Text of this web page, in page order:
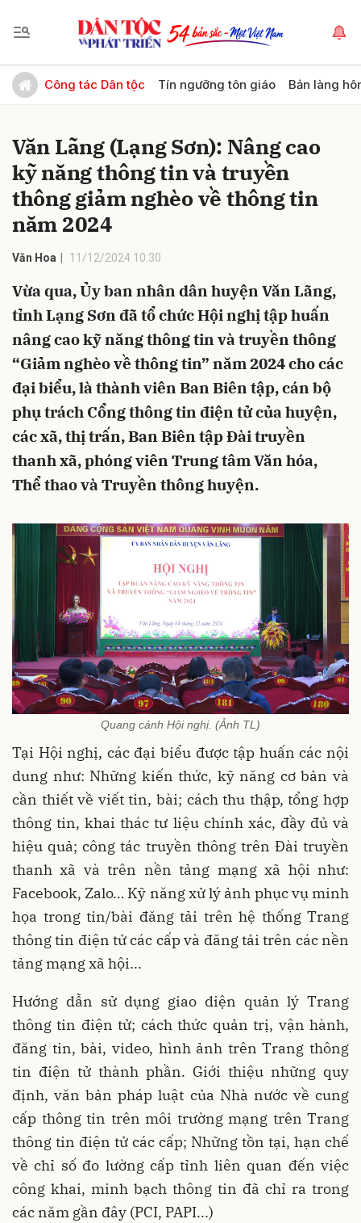
Công tác Dân tộc Tín ngưỡng tôn giáo Bản làng
Văn Lãng (Lạng Sơn): Nâng cao
kỹ năng thông tin và truyền
thông giảm nghèo về thông tin
năm 2024
Văn Hoa 11/12/2024 10:30
Vừa qua, Ủy ban nhân dân huyện Văn Lãng,
tỉnh Lạng Sơn đã tổ chức Hội nghị tập huấn
nâng cao kỹ năng thông tin và truyền thông
“Giảm nghèo về thông tin” năm 2024 cho các
đại biểu, là thành viên Ban Biên tập, cán bộ
phụ trách Cổng thông tin điện tử của huyện,
các xã, thị trấn, Ban Biên tập Đài truyền
thanh xã, phóng viên Trung tâm Văn hóa,
Thể thao và Truyền thông huyện.
Quang cảnh Hội nghị. (Ảnh TL)
Tại Hội nghị, các đại biểu được tập huấn các nội
dung như: Những kiến thức, kỹ năng cơ bản và
cần thiết về viết tin, bài; cách thu thập, tổng hợp
thông tin, khai thác tư liệu chính xác, đầy đủ và
hiệu quả; công tác truyền thông trên Đài truyền
thanh xã và trên nền tảng mạng xã hội như:
Facebook, Zalo… Kỹ năng xử lý ảnh phục vụ minh
họa trong tin/bài đăng tải trên hệ thống Trang
thông tin điện tử các cấp và đăng tải trên các nền
tảng mạng xã hội...
Hướng dẫn sử dụng giao diện quản lý Trang
thông tin điện tử; cách thức quản trị, vận hành,
đăng tin, bài, video, hình ảnh trên Trang thông
tin điện tử thành phần. Giới thiệu những quy
định, văn bản pháp luật của Nhà nước về cung
cấp thông tin trên môi trường mạng trên Trang
thông tin điện tử các cấp; Những tồn tại, hạn chế
về chỉ số đo lường cấp tỉnh liên quan đến việc
công khai, minh bạch thông tin đã chỉ ra trong
các năm gần đây (PCI, PAPI...)
Gửi bình luận